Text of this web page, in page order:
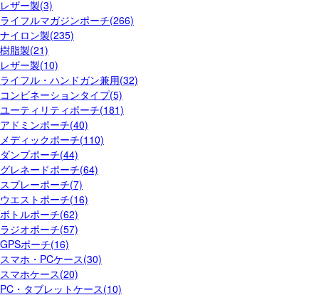
レザー製(3)
ライフルマガジンポーチ(266)
ナイロン製(235)
樹脂製(21)
レザー製(10)
ライフル・ハンドガン兼用(32)
コンビネーションタイプ(5)
ユーティリティポーチ(181)
アドミンポーチ(40)
メディックポーチ(110)
ダンプポーチ(44)
グレネードポーチ(64)
スプレーポーチ(7)
ウエストポーチ(16)
ボトルポーチ(62)
ラジオポーチ(57)
GPSポーチ(16)
スマホ・PCケース(30)
スマホケース(20)
PC・タブレットケース(10)